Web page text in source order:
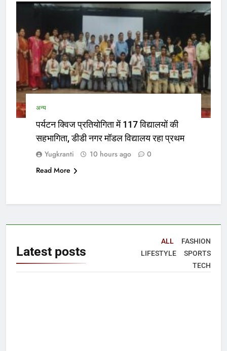
अन्य
पर्यटन क्विज प्रतियोगिता में 117 विद्यालयों की
सहभागिता, डीडी नगर मॉडल विद्यालय रहा प्रथम
Yugkranti 10 hours ago
0
Read More
Latest posts
ALL
FASHION
LIFESTYLE
SPORTS
TECH